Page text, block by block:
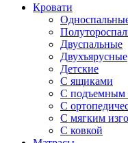
Кровати
Двуспальные
Двухъярусные
Детские
С ящиками
С подъемным
С
С мягким
С ковкой